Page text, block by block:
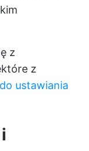
z
z
ustawiania